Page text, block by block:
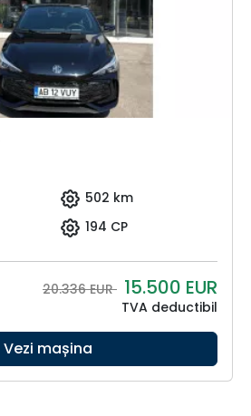
502 km
194 CP
20.336 EUR 15.500 EUR
TVA deductibil
Vezi mașina